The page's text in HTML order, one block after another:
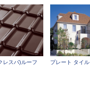
レスパ)ルーフ プレート タイル